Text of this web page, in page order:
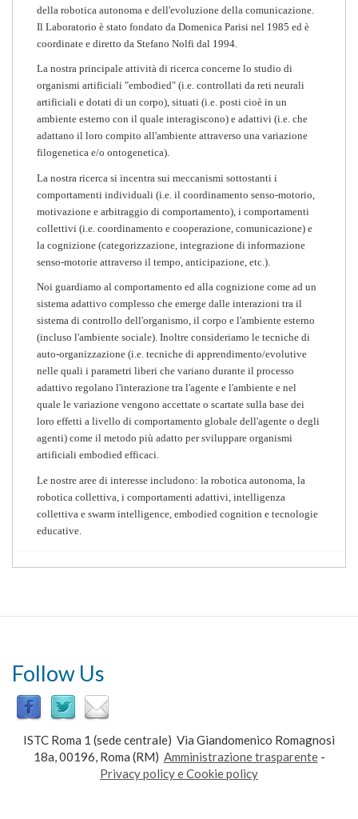
della robotica autonoma e dell'evoluzione della comunicazione.
Il Laboratorio è stato fondato da Domenica Parisi nel 1985 ed è
coordinate e diretto da Stefano Nolfi dal 1994.
La nostra principale attività di ricerca concerne lo studio di
organismi artificiali "embodied" (i.e. controllati da reti neurali
artificiali e dotati di un corpo), situati (i.e. posti cioè in un
ambiente esterno con il quale interagiscono) e adattivi (i.e. che
adattano il loro compito all'ambiente attraverso una variazione
filogenetica e/o ontogenetica).
La nostra ricerca si incentra sui meccanismi sottostanti i
comportamenti individuali (i.e. il coordinamento senso-motorio,
motivazione e arbitraggio di comportamento), i comportamenti
collettivi (i.e. coordinamento e cooperazione, comunicazione) e
la cognizione (categorizzazione, integrazione di informazione
senso-motorie attraverso il tempo, anticipazione, etc.).
Noi guardiamo al comportamento ed alla cognizione come ad un
sistema adattivo complesso che emerge dalle interazioni tra il
sistema di controllo dell'organismo, il corpo e l'ambiente esterno
(incluso l'ambiente sociale). Inoltre consideriamo le tecniche di
auto-organizzazione (i.e. tecniche di apprendimento/evolutive
nelle quali i parametri liberi che variano durante il processo
adattivo regolano l'interazione tra l'agente e l'ambiente e nel
quale le variazione vengono accettate o scartate sulla base dei
loro effetti a livello di comportamento globale dell'agente o degli
agenti) come il metodo più adatto per sviluppare organismi
artificiali embodied efficaci.
Le nostre aree di interesse includono: la robotica autonoma, la
robotica collettiva, i comportamenti adattivi, intelligenza
collettiva e swarm intelligence, embodied cognition e tecnologie
educative.
Follow Us
ISTC Roma 1 (sede centrale) Via Giandomenico Romagnosi
18a, 00196, Roma (RM) Amministrazione trasparente-
Privacy policy e Cookie policy